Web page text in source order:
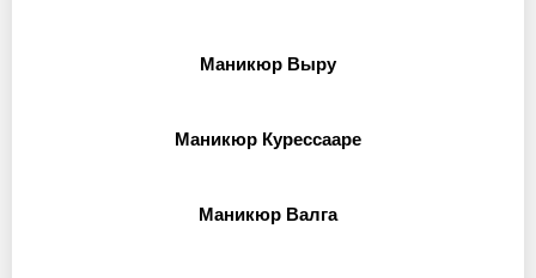
Маникюр Выру
Маникюр Курессааре
Маникюр Валга